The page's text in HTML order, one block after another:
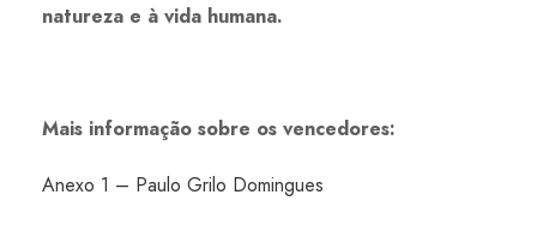
natureza e à vida humana.
Mais informação sobre os vencedores:
Anexo 1 – Paulo Grilo Domingues